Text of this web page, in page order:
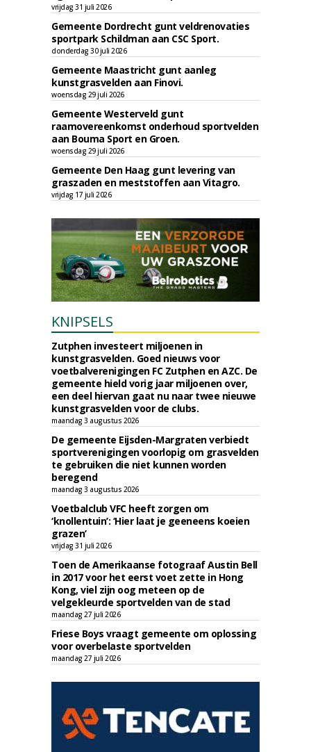
vrijdag 31 juli 2026
Gemeente Dordrecht gunt veldrenovaties
sportpark Schildman aan CSC Sport.
donderdag 30 juli 2026
Gemeente Maastricht gunt aanleg
kunstgrasvelden aan Finovi.
woensdag 29 juli 2026
Gemeente Westerveld gunt
raamovereenkomst onderhoud sportvelden
aan Bouma Sport en Groen.
woensdag 29 juli 2026
Gemeente Den Haag gunt levering van
graszaden en meststoffen aan Vitagro.
vrijdag 17 juli 2026
KNIPSELS
Zutphen investeert miljoenen in
kunstgrasvelden. Goed nieuws voor
voetbalverenigingen FC Zutphen en AZC. De
gemeente hield vorig jaar miljoenen over,
een deel hiervan gaat nu naar twee nieuwe
kunstgrasvelden voor de clubs.
maandag 3 augustus 2026
De gemeente Eijsden-Margraten verbiedt
sportverenigingen voorlopig om grasvelden
te gebruiken die niet kunnen worden
beregend
maandag 3 augustus 2026
Voetbalclub VFC heeft zorgen om
‘knollentuin’: ‘Hier laat je geeneens koeien
grazen’
vrijdag 31 juli 2026
Toen de Amerikaanse fotograaf Austin Bell
in 2017 voor het eerst voet zette in Hong
Kong, viel zijn oog meteen op de
velgekleurde sportvelden van de stad
maandag 27 juli 2026
Friese Boys vraagt gemeente om oplossing
voor overbelaste sportvelden
maandag 27 juli 2026